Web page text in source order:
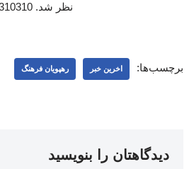
نظر شد. 310310
برچسب‌ها: اخرین خبر رهپویان فرهنگ
دیدگاهتان را بنویسید